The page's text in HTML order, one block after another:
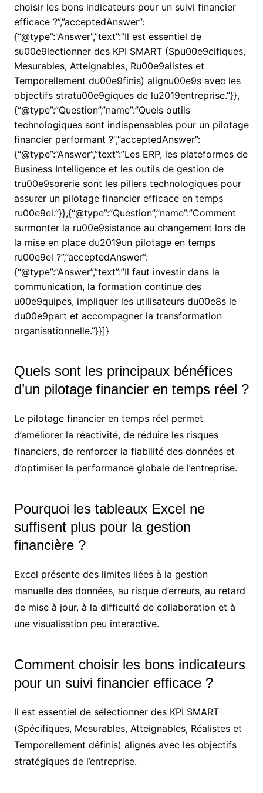
choisir les bons indicateurs pour un suivi financier
efficace ?”,”acceptedAnswer”:
{“@type”:”Answer”,”text”:”Il est essentiel de
su00e9lectionner des KPI SMART (Spu00e9cifiques,
Mesurables, Atteignables, Ru00e9alistes et
Temporellement du00e9finis) alignu00e9s avec les
objectifs stratu00e9giques de lu2019entreprise.”}},
{“@type”:”Question”,”name”:”Quels outils
technologiques sont indispensables pour un pilotage
financier performant ?”,”acceptedAnswer”:
{“@type”:”Answer”,”text”:”Les ERP, les plateformes de
Business Intelligence et les outils de gestion de
tru00e9sorerie sont les piliers technologiques pour
assurer un pilotage financier efficace en temps
ru00e9el.”}},{“@type”:”Question”,”name”:”Comment
surmonter la ru00e9sistance au changement lors de
la mise en place du2019un pilotage en temps
ru00e9el ?”,”acceptedAnswer”:
{“@type”:”Answer”,”text”:”Il faut investir dans la
communication, la formation continue des
u00e9quipes, impliquer les utilisateurs du00e8s le
du00e9part et accompagner la transformation
organisationnelle.”}}]}
Quels sont les principaux bénéfices
d’un pilotage financier en temps réel ?
Le pilotage financier en temps réel permet
d’améliorer la réactivité, de réduire les risques
financiers, de renforcer la fiabilité des données et
d’optimiser la performance globale de l’entreprise.
Pourquoi les tableaux Excel ne
suffisent plus pour la gestion
financière ?
Excel présente des limites liées à la gestion
manuelle des données, au risque d’erreurs, au retard
de mise à jour, à la difficulté de collaboration et à
une visualisation peu interactive.
Comment choisir les bons indicateurs
pour un suivi financier efficace ?
Il est essentiel de sélectionner des KPI SMART
(Spécifiques, Mesurables, Atteignables, Réalistes et
Temporellement définis) alignés avec les objectifs
stratégiques de l’entreprise.